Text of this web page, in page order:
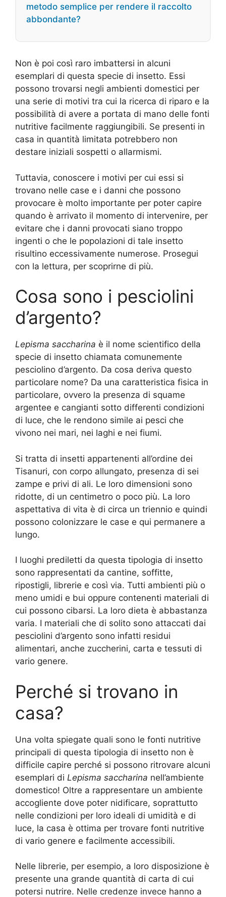
metodo semplice per rendere il raccolto
abbondante?
Non è poi così raro imbattersi in alcuni
esemplari di questa specie di insetto. Essi
possono trovarsi negli ambienti domestici per
una serie di motivi tra cui la ricerca di riparo e la
possibilità di avere a portata di mano delle fonti
nutritive facilmente raggiungibili. Se presenti in
casa in quantità limitata potrebbero non
destare iniziali sospetti o allarmismi.
Tuttavia, conoscere i motivi per cui essi si
trovano nelle case e i danni che possono
provocare è molto importante per poter capire
quando è arrivato il momento di intervenire, per
evitare che i danni provocati siano troppo
ingenti o che le popolazioni di tale insetto
risultino eccessivamente numerose. Prosegui
con la lettura, per scoprirne di più.
Cosa sono i pesciolini
d’argento?
Lepisma saccharina è il nome scientifico della
specie di insetto chiamata comunemente
pesciolino d’argento. Da cosa deriva questo
particolare nome? Da una caratteristica fisica in
particolare, ovvero la presenza di squame
argentee e cangianti sotto differenti condizioni
di luce, che le rendono simile ai pesci che
vivono nei mari, nei laghi e nei fiumi.
Si tratta di insetti appartenenti all’ordine dei
Tisanuri, con corpo allungato, presenza di sei
zampe e privi di ali. Le loro dimensioni sono
ridotte, di un centimetro o poco più. La loro
aspettativa di vita è di circa un triennio e quindi
possono colonizzare le case e qui permanere a
lungo.
I luoghi prediletti da questa tipologia di insetto
sono rappresentati da cantine, soffitte,
ripostigli, librerie e così via. Tutti ambienti più o
meno umidi e bui oppure contenenti materiali di
cui possono cibarsi. La loro dieta è abbastanza
varia. I materiali che di solito sono attaccati dai
pesciolini d’argento sono infatti residui
alimentari, anche zuccherini, carta e tessuti di
vario genere.
Perché si trovano in
casa?
Una volta spiegate quali sono le fonti nutritive
principali di questa tipologia di insetto non è
difficile capire perché si possono ritrovare alcuni
esemplari di Lepisma saccharina nell’ambiente
domestico! Oltre a rappresentare un ambiente
accogliente dove poter nidificare, soprattutto
nelle condizioni per loro ideali di umidità e di
luce, la casa è ottima per trovare fonti nutritive
di vario genere e facilmente accessibili.
Nelle librerie, per esempio, a loro disposizione è
presente una grande quantità di carta di cui
potersi nutrire. Nelle credenze invece hanno a